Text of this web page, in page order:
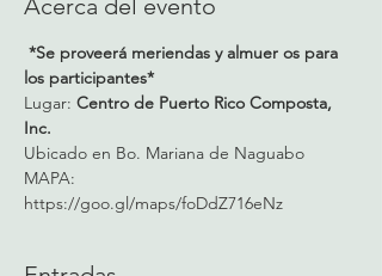
Acerca del evento
*Se proveerá meriendas y almuer os para
los participantes*
Lugar: Centro de Puerto Rico Composta,
Inc.
Ubicado en Bo. Mariana de Naguabo
MAPA:
https://goo.gl/maps/foDdZ716eNz